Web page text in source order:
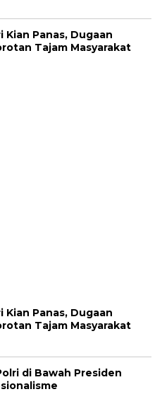
Kian Panas, Dugaan
Tajam Masyarakat
Kian Panas, Dugaan
Tajam Masyarakat
di Bawah Presiden